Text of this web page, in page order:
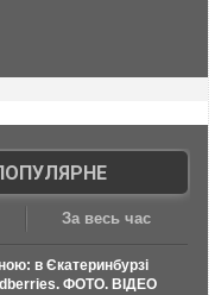
За весь час
в Єкатеринбурзі
ФОТО. ВІДЕО